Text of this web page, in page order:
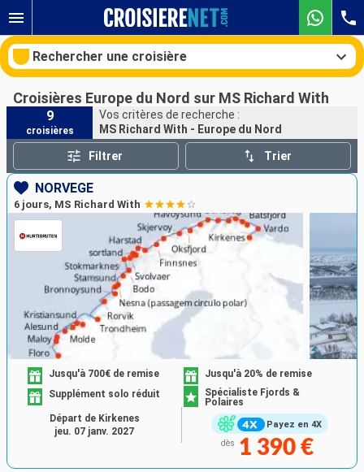
Rechercher une croisière
Nos destinations
Mois de départ
Ports Compagnies
Rechercher
Croisières Europe du Nord sur MS Richard With
9
croisières
Vos critères de recherche :
MS Richard With - Europe du Nord
Filtrer Trier
NORVÈGE
6 jours, MS Richard With
Payez en 4X
Jusqu'à 700€ de remise
Jusqu'à 20% de remise
Supplément solo réduit
Spécialiste Fjords &
Polaires
dès 1 390 €
Départ de Kirkenes
jeu. 07 janv. 2027